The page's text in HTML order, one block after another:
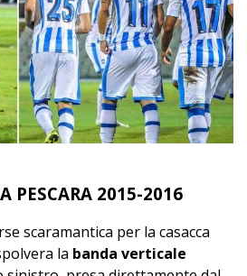
PESCARA 2015-2016
scaramantica per la casacca
la banda verticale